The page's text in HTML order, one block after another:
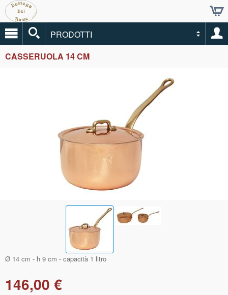
PRODOTTI
CASSERUOLA 14 CM
Ø 14 cm - h 9 cm - capacità 1 litro
146,00 €